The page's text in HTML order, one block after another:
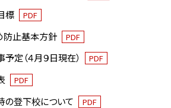
標 PDF
止基本方針 PDF
定（４月９日現在） PDF
PDF
登下校について PDF